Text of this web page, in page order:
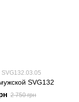
SVG132.03.05
SVG132
2 750 грн